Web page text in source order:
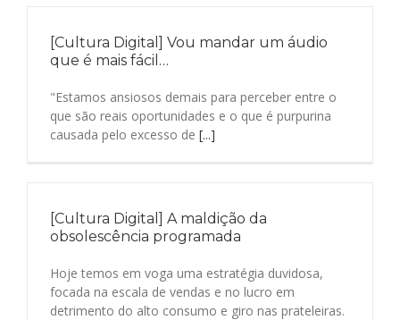
[Cultura Digital] Vou mandar um áudio
que é mais fácil…
"Estamos ansiosos demais para perceber entre o
que são reais oportunidades e o que é purpurina
causada pelo excesso de [...]
[Cultura Digital] A maldição da
obsolescência programada
Hoje temos em voga uma estratégia duvidosa,
focada na escala de vendas e no lucro em
detrimento do alto consumo e giro nas prateleiras.